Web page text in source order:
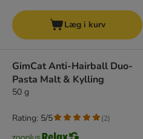
Læg i kurv
GimCat Anti-Hairball Duo-
Pasta Malt & Kylling
50 g
Rating: 5/5 (2)